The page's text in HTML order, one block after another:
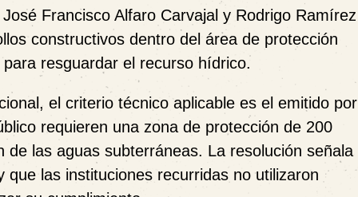
José Francisco Alfaro Carvajal y Rodrigo Ramírez
constructivos dentro del área de protección
resguardar el recurso hídrico.
el criterio técnico aplicable es el emitido por
requieren una zona de protección de 200
las aguas subterráneas. La resolución señala
las instituciones recurridas no utilizaron